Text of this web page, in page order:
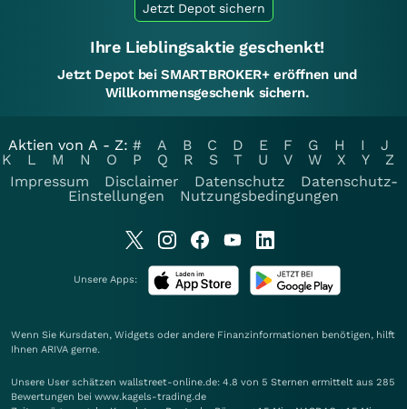
Jetzt Depot sichern
Ihre Lieblingsaktie geschenkt!
Jetzt Depot bei SMARTBROKER+ eröffnen und
Willkommensgeschenk sichern.
Aktien von A - Z: # A B C D E F G H I
J
K
L M N O P Q R S T U V W X Y
Z
Impressum
Disclaimer Datenschutz
Datenschutz-
Einstellungen
Nutzungsbedingungen
Unsere Apps:
Wenn Sie Kursdaten, Widgets oder andere Finanzinformationen benötigen, hilft
Ihnen ARIVA gerne.
Unsere User schätzen wallstreet-online.de: 4.8 von 5 Sternen ermittelt aus 285
Bewertungen bei www.kagels-trading.de